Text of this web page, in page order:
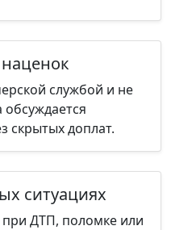
службой и не
скрытых доплат.
ситуациях
ДТП, поломке или